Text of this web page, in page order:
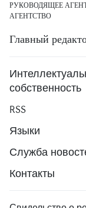
РУКОВОДЯЩЕЕ
АГЕНТСТВО
Главный
собственность
RSS
Языки
Служба
Контакты